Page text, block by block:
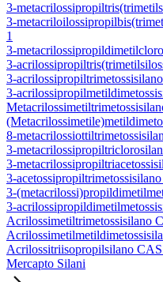
3-
3-
1
3-
3-
3-
3-
8-
3-
3-
3-
3-
3-
Acrilossimetiltrimetossisilano
Acrilossitriisopropilsilano
Mercapto Silani